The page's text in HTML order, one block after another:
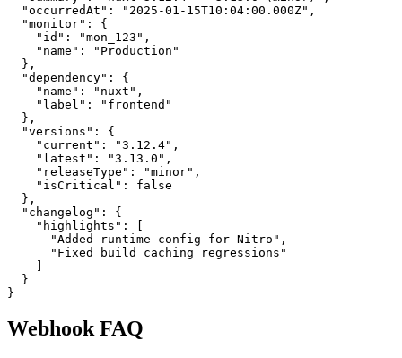
  "occurredAt": "2025-01-15T10:04:00.000Z",
  "monitor": {
    "id": "mon_123",
    "name": "Production"
  },
  "dependency": {
    "name": "nuxt",
    "label": "frontend"
  },
  "versions": {
    "current": "3.12.4",
    "latest": "3.13.0",
    "releaseType": "minor",
    "isCritical": false
  },
  "changelog": {
    "highlights": [
      "Added runtime config for Nitro",
      "Fixed build caching regressions"
    ]
  }
}
Webhook FAQ